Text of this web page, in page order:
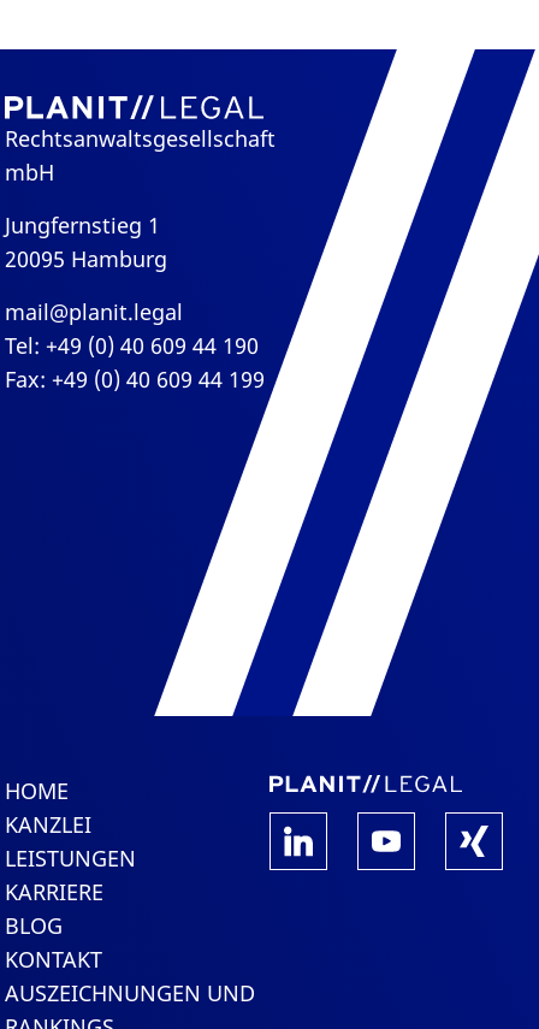
Rechtsanwaltsgesellschaft
mbH
Jungfernstieg 1
20095 Hamburg
mail@planit.legal
Tel: +49 (0) 40 609 44 190
Fax: +49 (0) 40 609 44 199
HOME
KANZLEI
LEISTUNGEN
KARRIERE
BLOG
KONTAKT
AUSZEICHNUNGEN UND